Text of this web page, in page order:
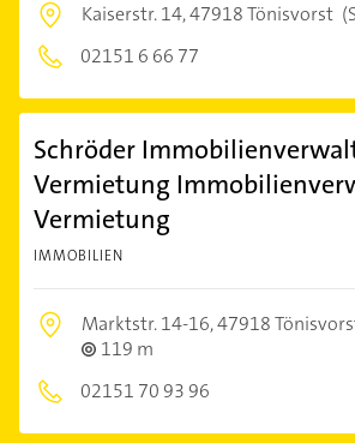
Kaiserstr. 14,47918 Tönisvorst
02151 6 66 77
Schröder
Vermietung
Vermietung
IMMOBILIEN
Marktstr. 14-16,47918
119 m
02151 70 93 96